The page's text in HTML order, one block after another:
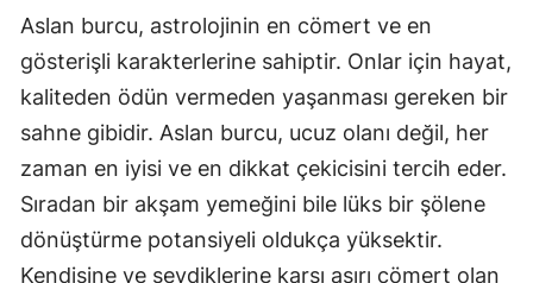
Aslan burcu, astrolojinin en cömert ve en
gösterişli karakterlerine sahiptir. Onlar için hayat,
kaliteden ödün vermeden yaşanması gereken bir
sahne gibidir. Aslan burcu, ucuz olanı değil, her
zaman en iyisi ve en dikkat çekicisini tercih eder.
Sıradan bir akşam yemeğini bile lüks bir şölene
dönüştürme potansiyeli oldukça yüksektir.
Kendisine ve sevdiklerine karşı aşırı cömert olan